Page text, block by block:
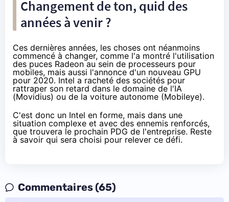
Changement de ton, quid des
années à venir ?
Ces dernières années, les choses ont néanmoins
commencé à changer, comme l'a montré l'utilisation
des puces Radeon au sein de processeurs pour
mobiles, mais aussi l'annonced'un nouveau GPU
pour 2020. Intel a racheté des sociétés pour
rattraper son retard dans le domaine de l'IA
(Movidius) ou de la voiture autonome (Mobileye).
C'est donc un Intel en forme, mais dans une
situation complexe et avec des ennemis renforcés,
que trouvera le prochain PDG de l'entreprise. Reste
à savoir qui sera choisi pour relever ce défi.
Commentaires (65)